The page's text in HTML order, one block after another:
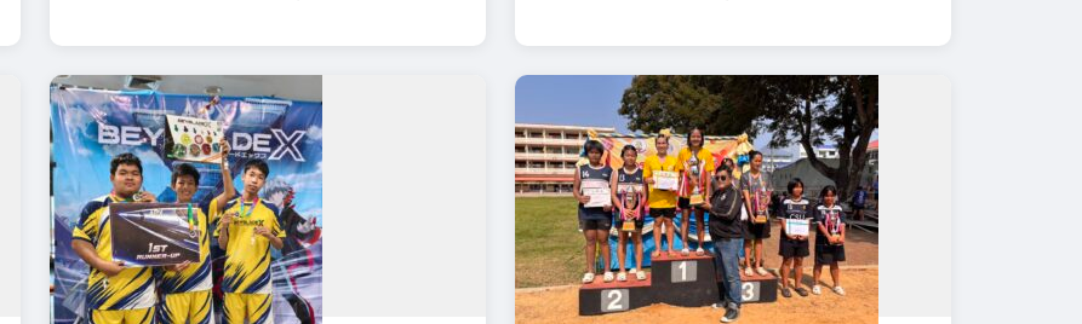
จัดการและการจัดการศึกษาของโรงเรียน ตลอดจนเป็นการ
เตรียมความพร้อมในทุกมิติ เพื่อให้พร้อมสำหรับการต้อนรับ
การเปิดภาคเรียนใหม่ที่กำลังจะมาถึงนี้อย่างเป็นรูปธรรม
นักเรียนทุกคน